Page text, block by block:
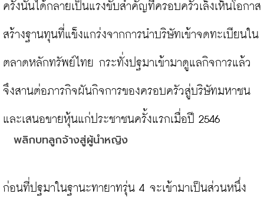
ครั้งนั้นได้กลายเป็นแรงขับสำคัญที่ครอบครัวเล็งเห็นโอกาส
สร้างฐานทุนที่แข็งแกร่งจากการนำบริษัทเข้าจดทะเบียนใน
ตลาดหลักทรัพย์ไทย กระทั่งปฐมาเข้ามาดูแลกิจการแล้ว
จึงสานต่อภารกิจผันกิจการของครอบครัวสู่บริษัทมหาชน
พลิกบทลูกจ้างสู่ผู้นำหญิง
ก่อนที่ปฐมาในฐานะทายาทรุ่น 4 จะเข้ามาเป็นส่วนหนึ่ง